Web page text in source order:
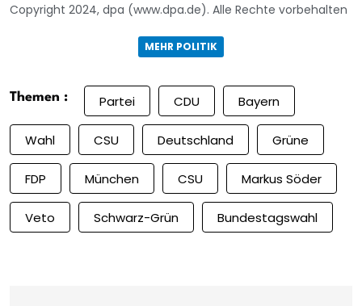
Copyright 2024, dpa (www.dpa.de). Alle Rechte vorbehalten
MEHR POLITIK
Themen : Partei CDU Bayern
Wahl CSU Deutschland Grüne
FDP München CSU Markus Söder
Veto Schwarz-Grün Bundestagswahl